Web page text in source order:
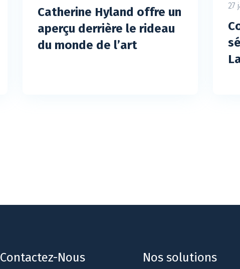
Catherine Hyland offre un
aperçu derrière le rideau
du monde de l’art
27
Contactez-Nous Nos solutions